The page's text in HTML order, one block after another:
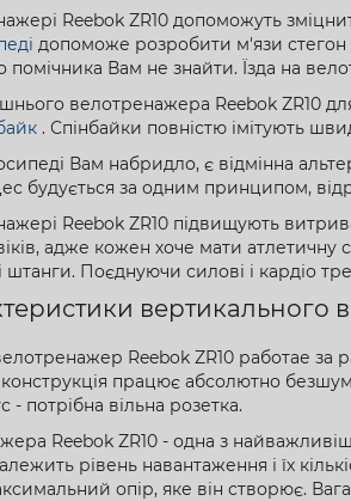
Reebok ZR10 допоможуть
допоможе розробити м'язи стегон
Вам не знайти. Їзда на
велотренажера Reebok ZR10
. Спінбайки повністю імітують
Вам набридло, є відмінна
будується за одним принципом,
Reebok ZR10 підвищують
адже кожен хоче мати
Поєднуючи силові і кардіо
вертикального
Reebok ZR10 работае за
конструкція працює абсолютно
потрібна вільна розетка.
Reebok ZR10 - одна з
рівень навантаження і їх
опір, яке він створює.